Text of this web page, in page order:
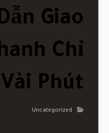
Giao
Chỉ
Phút
Uncategorized